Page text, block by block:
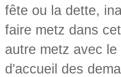
fête ou la dette,
faire metz dans
autre metz avec le
d'accueil des